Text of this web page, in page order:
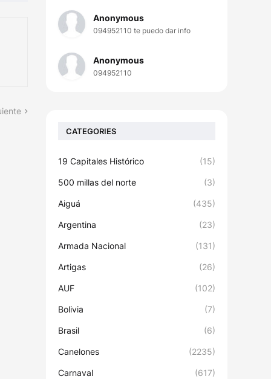
Anonymous
094952110 te puedo dar info
Anonymous
094952110
CATEGORIES
19 Capitales Histórico (15)
500 millas del norte (3)
Aiguá (435)
Argentina (23)
Armada Nacional (131)
Artigas (26)
AUF (102)
Bolivia (7)
Brasil (6)
Canelones (2235)
Carnaval (617)